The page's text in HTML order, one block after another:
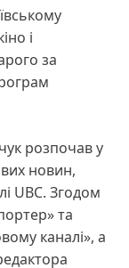
і
за
розпочав у
новин,
UBC. Згодом
та
каналі», а